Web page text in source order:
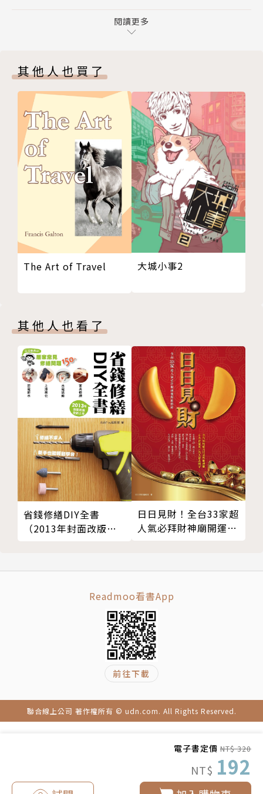
電子書定價 NT$ 320
NT$ 192
閱讀更多
其他人也買了
The Art of Travel 大城小事2
其他人也看了
省錢修繕DIY全書
（2013年封面改版全
日日見財！全台33家超
人氣必拜財神廟開運指
Readmoo看書App
前往下載
聯合線上公司 著作權所有 © udn.com. All Rights Reserved.